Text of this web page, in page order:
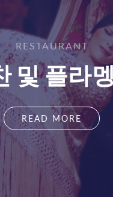
RESTAURANT
및 플라
READ MORE